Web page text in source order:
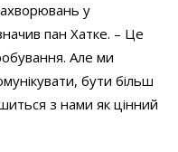
у
пан Хатке. – Це
Але ми
бути більш
з нами як цінний